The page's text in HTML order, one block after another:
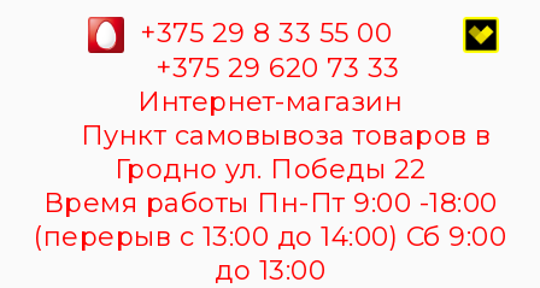
+375 29 8 33 55 00
+375 29 620 73 33
Интернет-магазин
Пункт самовывоза товаров в
Гродно ул. Победы 22
Время работы Пн-Пт 9:00 -18:00
(перерыв с 13:00 до 14:00) Сб 9:00
до 13:00